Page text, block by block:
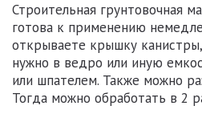
Строительная грунтовочная
готова к применению
открываете крышку
нужно в ведро или иную
или шпателем. Также можно
Тогда можно обработать в 2